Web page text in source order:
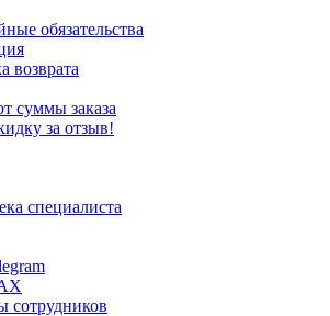
обязательства
возврата
суммы заказа
за отзыв!
специалиста
сотрудников